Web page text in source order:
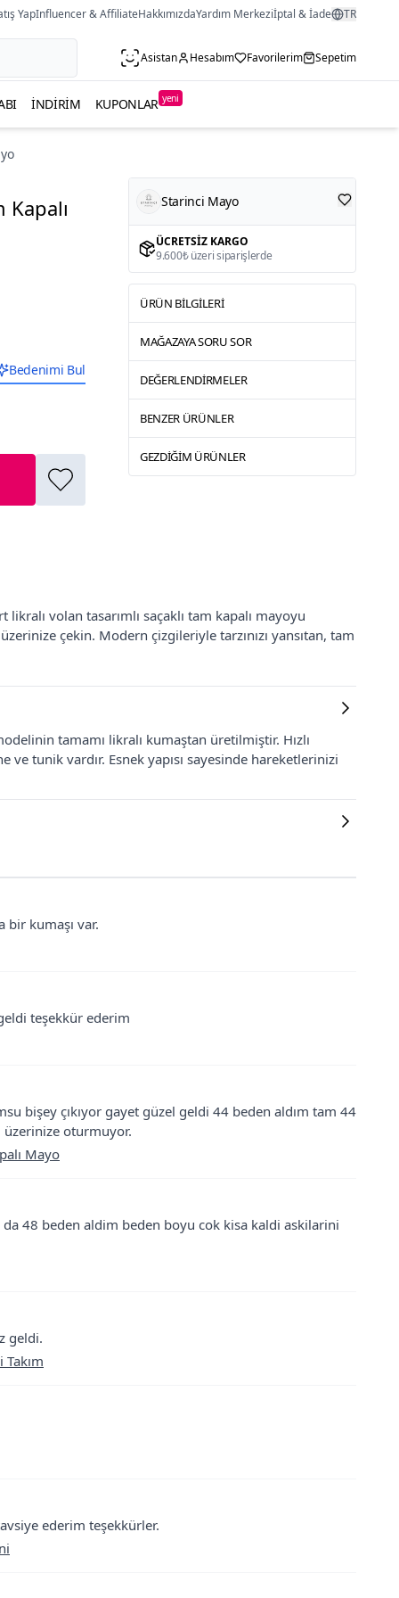
YapInfluencer & AffiliateHakkımızdaYardım Merkeziİptal & İade TR
Asistan Hesabım Favorilerim Sepetim
İNDIRIM KUPONLAR yeni
Kapalı
Bedenimi Bul
Starinci Mayo
ÜCRETSIZ KARGO
9.600₺ üzeri siparişlerde
ÜRÜN BILGILERI
MAĞAZAYA SORU SOR
DEĞERLENDIRMELER
BENZER ÜRÜNLER
GEZDIĞIM ÜRÜNLER
volan tasarımlı saçaklı tam kapalı mayoyu
çekin. Modern çizgileriyle tarzınızı yansıtan, tam
tamamı likralı kumaştan üretilmiştir. Hızlı
tunik vardır. Esnek yapısı sayesinde hareketlerinizi
kumaşı var.
teşekkür ederim
bişey çıkıyor gayet güzel geldi 44 beden aldım tam 44
oturmuyor.
Mayo
48 beden aldim beden boyu cok kisa kaldi askilarini
geldi.
ederim teşekkürler.